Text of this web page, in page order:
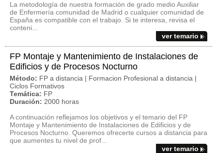
La metodología de nuestra formación de grado medio Auxiliar
de Enfermería comunidad de Madrid o cualquier comunidad de
España es compatible con el trabajo. Si te interesa, revisa el
conteni...
ver temario
FP Montaje y Mantenimiento de Instalaciones de
Edificios y de Procesos Nocturno
Método: FP a distancia | Formacion Profesional a distancia |
Ciclos Formativos
Temática: FP
Duración: 2000 horas
A continuación reflejamos los objetivos y el temario del FP
Montaje y Mantenimiento de Instalaciones de Edificios y de
Procesos Nocturno. Queremos ofrecerte cursos a distancia para
que aumentes tu nivel de prof...
ver temario